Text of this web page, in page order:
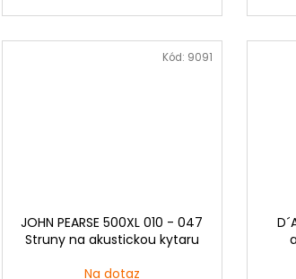
JOHN PEARSE 500XL 010 - 047
Struny na akustickou kytaru
Na dotaz
Kód: 9091